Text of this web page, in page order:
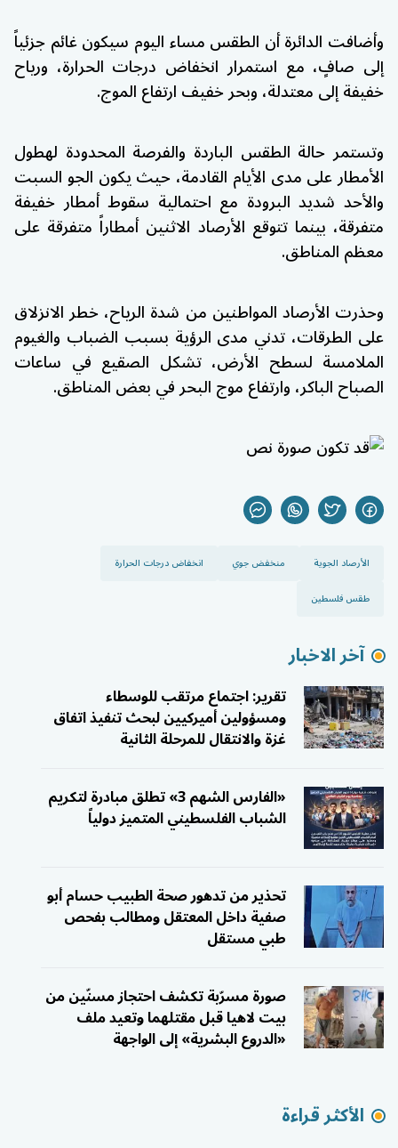
وأضافت الدائرة أن الطقس مساء اليوم سيكون غائم جزئياً
إلى صافٍ، مع استمرار انخفاض درجات الحرارة، ورياح
خفيفة إلى معتدلة، وبحر خفيف ارتفاع الموج.
وتستمر حالة الطقس الباردة والفرصة المحدودة لهطول
الأمطار على مدى الأيام القادمة، حيث يكون الجو السبت
والأحد شديد البرودة مع احتمالية سقوط أمطار خفيفة
متفرقة، بينما تتوقع الأرصاد الاثنين أمطاراً متفرقة على
معظم المناطق.
وحذرت الأرصاد المواطنين من شدة الرياح، خطر الانزلاق
على الطرقات، تدني مدى الرؤية بسبب الضباب والغيوم
الملامسة لسطح الأرض، تشكل الصقيع في ساعات
الصباح الباكر، وارتفاع موج البحر في بعض المناطق.
الأرصاد الجوية منخفض جوي
انخفاض درجات الحرارة
طقس فلسطين
آخر الاخبار
تقرير: اجتماع مرتقب للوسطاء
ومسؤولين أميركيين لبحث تنفيذ اتفاق
غزة والانتقال للمرحلة الثانية
«الفارس الشهم 3» تطلق مبادرة لتكريم
الشباب الفلسطيني المتميز دولياً
تحذير من تدهور صحة الطبيب حسام أبو
صفية داخل المعتقل ومطالب بفحص
طبي مستقل
صورة مسرّبة تكشف احتجاز مسنّين من
بيت لاهيا قبل مقتلهما وتعيد ملف
«الدروع البشرية» إلى الواجهة
الأكثر قراءة